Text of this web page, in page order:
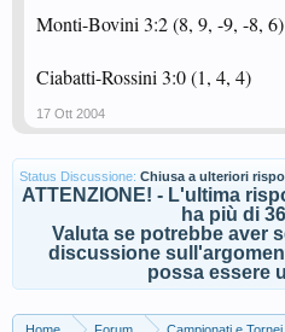
Monti-Bovini 3:2 (8, 9, -9, -8, 6)
Ciabatti-Rossini 3:0 (1, 4, 4)
17 Ott 2004
Status Discussione: Chiusa a ulteriori
ATTENZIONE! - L'ultima
ha più di
Valuta se potrebbe aver
discussione
possa essere